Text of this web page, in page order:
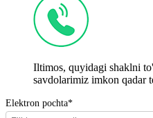
Iltimos, quyidagi shaklni
savdolarimiz imkon qadar
Elektron pochta*